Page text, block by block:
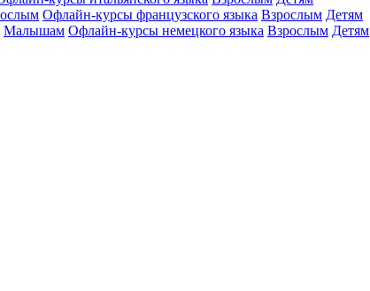
Офлайн-курсы французского языка Взрослым Детям
Малышам Офлайн-курсы немецкого языка Взрослым Детям